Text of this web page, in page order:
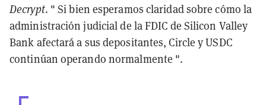
Decrypt. " Si bien esperamos claridad sobre cómo la
administración judicial de la FDIC de Silicon Valley
Bank afectará a sus depositantes, Circle y USDC
continúan operando normalmente ".